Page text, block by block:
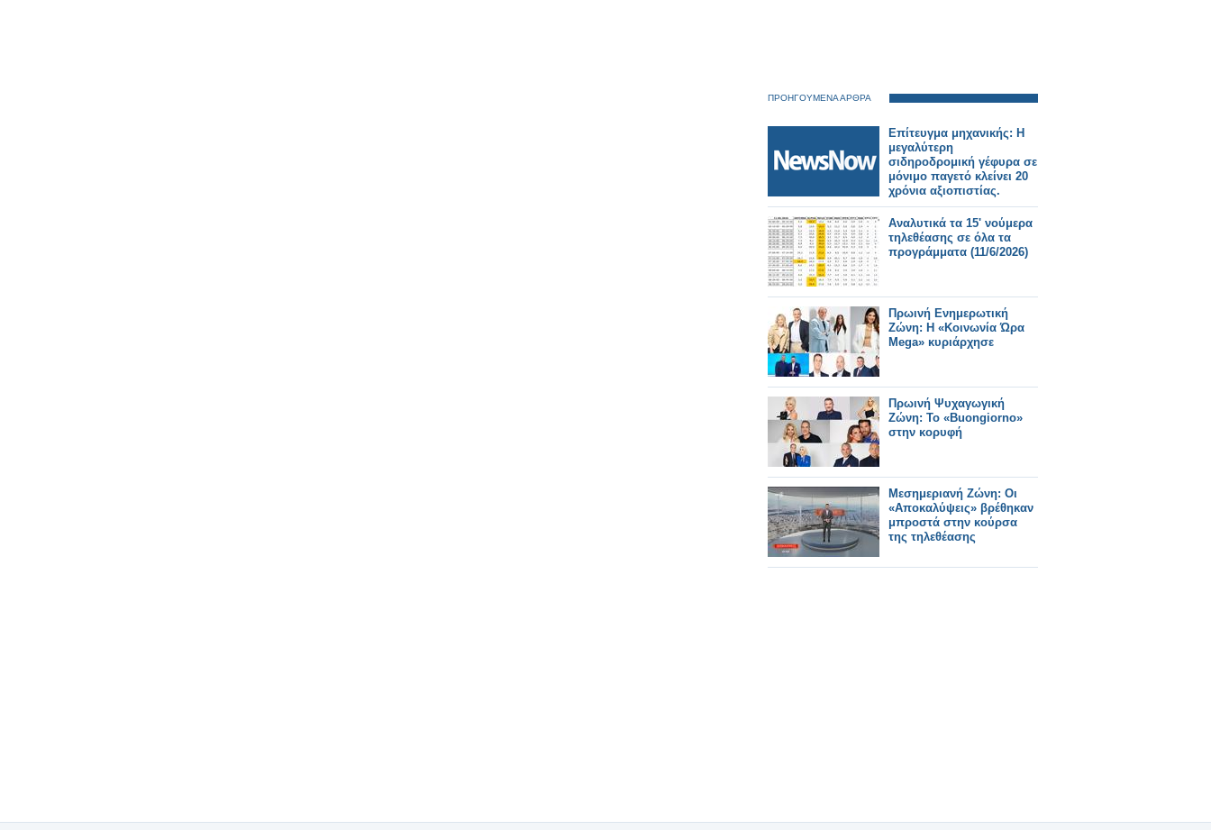
ΠΡΟΗΓΟΥΜΕΝΑ ΑΡΘΡΑ
Επίτευγμα μηχανικής: Η
μεγαλύτερη
σιδηροδρομική γέφυρα σε
μόνιμο παγετό κλείνει 20
χρόνια αξιοπιστίας.
Αναλυτικά τα 15' νούμερα
τηλεθέασης σε όλα τα
προγράμματα (11/6/2026)
Πρωινή Ενημερωτική
Ζώνη: Η «Κοινωνία Ώρα
Mega» κυριάρχησε
Πρωινή Ψυχαγωγική
Ζώνη: Το «Buongiorno»
στην κορυφή
Μεσημεριανή Ζώνη: Οι
«Αποκαλύψεις» βρέθηκαν
μπροστά στην κούρσα
της τηλεθέασης